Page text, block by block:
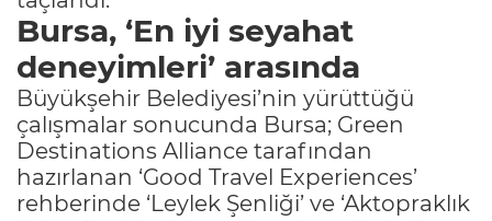
Bursa, ‘En iyi seyahat
deneyimleri’ arasında
Büyükşehir Belediyesi’nin yürüttüğü
çalışmalar sonucunda Bursa; Green
Destinations Alliance tarafından
hazırlanan ‘Good Travel Experiences’
rehberinde ‘Leylek Şenliği’ ve ‘Aktopraklık